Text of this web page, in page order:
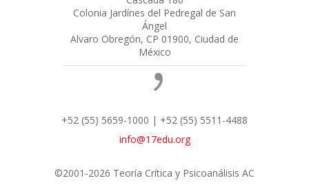
Colonia Jardínes del Pedregal de San
Ángel
Alvaro Obregón, CP 01900, Ciudad de
México
+52 (55) 5659-1000 | +52 (55) 5511-4488
info@17edu.org
©2001-2026 Teoría Crítica y Psicoanálisis AC